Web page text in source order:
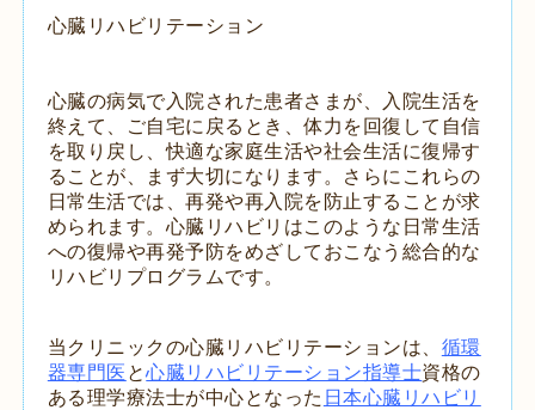
心臓リハビリテーション
心臓の病気で入院された患者さまが、入院生活を
終えて、ご自宅に戻るとき、体力を回復して自信
を取り戻し、快適な家庭生活や社会生活に復帰す
ることが、まず大切になります。さらにこれらの
日常生活では、再発や再入院を防止することが求
められます。心臓リハビリはこのような日常生活
への復帰や再発予防をめざしておこなう総合的な
リハビリプログラムです。
当クリニックの心臓リハビリテーションは、 循環
器専門医 と心臓リハビリテーション指導士資格の
ある理学療法士が中心となった 日本心臓リハビリ